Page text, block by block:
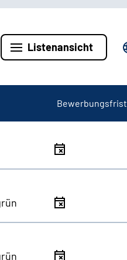
Listenansicht
Bewerbungsfrist